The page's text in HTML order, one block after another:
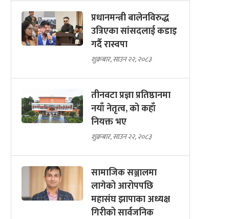
प्रधानमन्त्री बालेनविरुद्ध
उत्रिएका सांसदलाई कडाइ
गर्दै रास्वपा
शुक्रबार, साउन २२, २०८३
तीनवटा प्रज्ञा प्रतिष्ठानमा
नयाँ नेतृत्व, को कहाँ
नियक्त भए
शुक्रबार, साउन २२, २०८३
सामाजिक सञ्जालमा
लागेको आरोपपछि
महासंघ झापाका अध्यक्ष
गिरीको सार्वजनिक